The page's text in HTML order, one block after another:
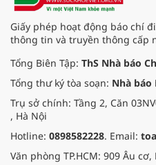
Giấy phép hoạt động báo chí
thông tin và truyền thông cấp
Tổng Biên Tập: ThS Nhà báo
Tổng thư ký tòa soạn: Nhà báo
Trụ sở chính: Tầng 2, Căn
, Hà Nội
Hotline: 0898582228. Email:
Văn phòng TP.HCM: 909 Âu